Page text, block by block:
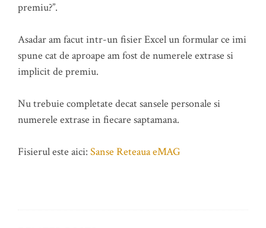
premiu?”.
Asadar am facut intr-un fisier Excel un formular ce imi
spune cat de aproape am fost de numerele extrase si
implicit de premiu.
Nu trebuie completate decat sansele personale si
numerele extrase in fiecare saptamana.
Fisierul este aici: Sanse Reteaua eMAG